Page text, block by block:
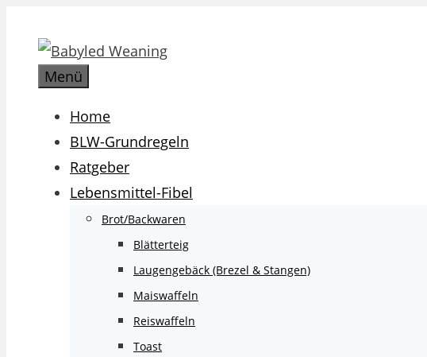
Inhalt
springenMenü
Home
BLW-Grundregeln
Ratgeber
Lebensmittel-Fibel
Brot/Backwaren
Blätterteig
Laugengebäck (Brezel & Stangen)
Maiswaffeln
Reiswaffeln
Toast